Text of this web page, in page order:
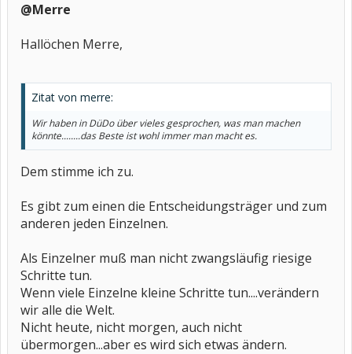
@Merre
Hallöchen Merre,
Zitat von merre:
Wir haben in DüDo über vieles gesprochen, was man machen
könnte........das Beste ist wohl immer man macht es.
Dem stimme ich zu.
Es gibt zum einen die Entscheidungsträger und zum
anderen jeden Einzelnen.
Als Einzelner muß man nicht zwangsläufig riesige
Schritte tun.
Wenn viele Einzelne kleine Schritte tun....verändern
wir alle die Welt.
Nicht heute, nicht morgen, auch nicht
übermorgen...aber es wird sich etwas ändern.